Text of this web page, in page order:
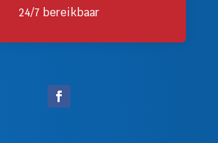
24/7 bereikbaar